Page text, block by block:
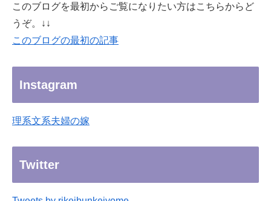
このブログを最初からご覧になりたい方はこちらからど
うぞ。↓↓
このブログの最初の記事
Instagram
理系文系夫婦の嫁
Twitter